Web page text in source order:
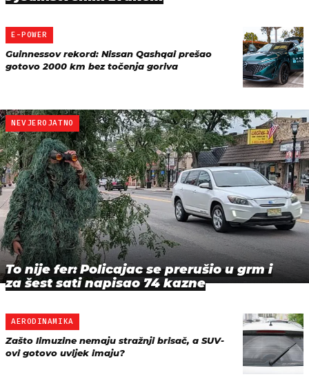
E-POWER
Guinnessov rekord: Nissan Qashqai prešao
gotovo 2000 km bez točenja goriva
NEVJEROJATNO
To nije fer: Policajac se prerušio u grm i
za šest sati napisao 74 kazne
AERODINAMIKA
Zašto limuzine nemaju stražnji brisač, a SUV-
ovi gotovo uvijek imaju?